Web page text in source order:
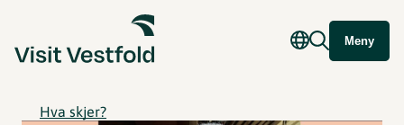
Meny
Hva skjer?